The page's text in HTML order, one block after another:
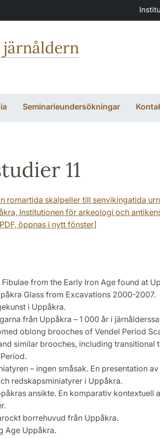
järnåldern
Seminarieundersökningar
11
romartida skalpeller till senvikingatida
Institutionen för arkeologi och
öppnas i nytt fönster]
Fibulae from the Early Iron Age found at
Glass from Excavations 2000-2007.
i Uppåkra.
från Uppåkra – 1 000 år i
oblong brooches of Vendel Period
similar brooches, including transitional
– ingen småsak. En presentation
redskapsminiatyrer i Uppåkra.
ansikte. En komparativ kontextuell
borrehuvud från Uppåkra.
Age Uppåkra.